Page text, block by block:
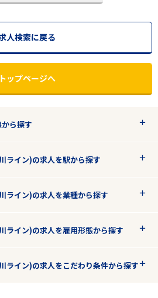
人検索に戻る
トップページへ
ら探す
ライン)の求人を駅から探す
ライン)の求人を業種から探す
ライン)の求人を雇用形態から探す
ライン)の求人をこだわり条件から探す